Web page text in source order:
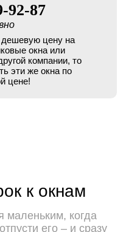
92-87
цену на
окна или
компании, то
эти же окна по
цене!
к окнам
маленьким, когда
его – и сразу